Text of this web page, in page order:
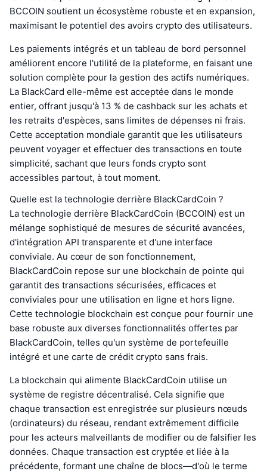
BCCOIN soutient un écosystème robuste et en expansion,
maximisant le potentiel des avoirs crypto des utilisateurs.
Les paiements intégrés et un tableau de bord personnel
améliorent encore l'utilité de la plateforme, en faisant une
solution complète pour la gestion des actifs numériques.
La BlackCard elle-même est acceptée dans le monde
entier, offrant jusqu'à 13 % de cashback sur les achats et
les retraits d'espèces, sans limites de dépenses ni frais.
Cette acceptation mondiale garantit que les utilisateurs
peuvent voyager et effectuer des transactions en toute
simplicité, sachant que leurs fonds crypto sont
accessibles partout, à tout moment.
Quelle est la technologie derrière BlackCardCoin ?
La technologie derrière BlackCardCoin (BCCOIN) est un
mélange sophistiqué de mesures de sécurité avancées,
d'intégration API transparente et d'une interface
conviviale. Au cœur de son fonctionnement,
BlackCardCoin repose sur une blockchain de pointe qui
garantit des transactions sécurisées, efficaces et
conviviales pour une utilisation en ligne et hors ligne.
Cette technologie blockchain est conçue pour fournir une
base robuste aux diverses fonctionnalités offertes par
BlackCardCoin, telles qu'un système de portefeuille
intégré et une carte de crédit crypto sans frais.
La blockchain qui alimente BlackCardCoin utilise un
système de registre décentralisé. Cela signifie que
chaque transaction est enregistrée sur plusieurs nœuds
(ordinateurs) du réseau, rendant extrêmement difficile
pour les acteurs malveillants de modifier ou de falsifier les
données. Chaque transaction est cryptée et liée à la
précédente, formant une chaîne de blocs—d'où le terme